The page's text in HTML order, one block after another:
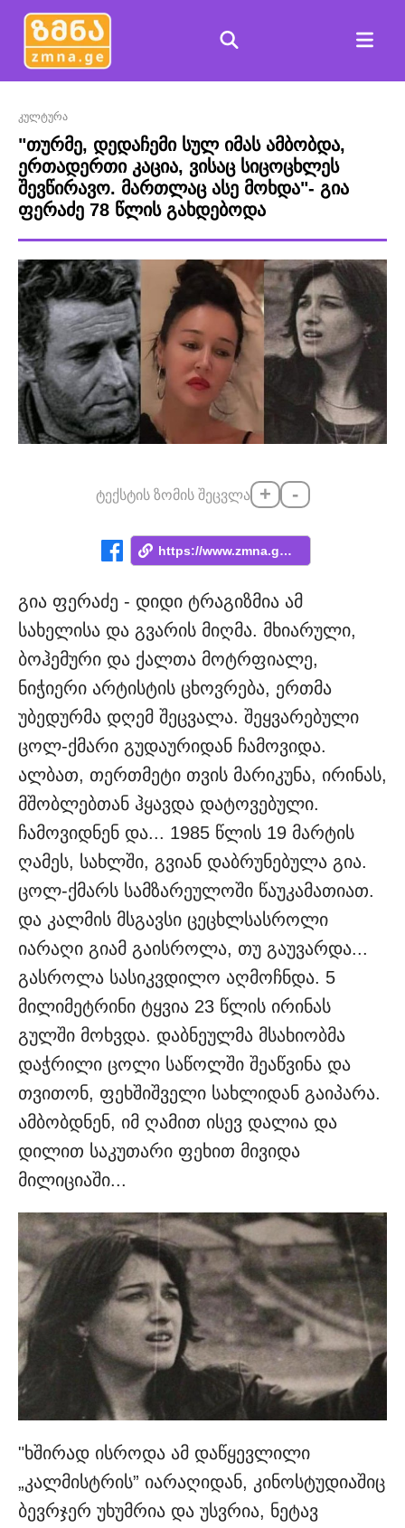
კულტურა
"თურმე, დედა­ჩემი სულ იმას ამბობდა,
ერთა­დერთი კაცია, ვისაც სიცოცხლეს
შევწირავო. მართლაც ასე მოხდა"- გია
ფერაძე 78 წლის გახდებოდა
ტექსტის ზომის შეცვლა + -
https://www.zmna.ge/news/turme-dedachemi...
გია ფერაძე - დიდი ტრაგიზმია ამ
სახელისა და გვარის მიღმა. მხიარული,
ბოჰემური და ქალთა მოტრფიალე,
ნიჭიერი არტისტის ცხოვრება, ერთმა
უბედურმა დღემ შეცვალა. შეყვარებული
ცოლ-ქმარი გუდაურიდან ჩამოვიდა.
ალბათ, თერთმეტი თვის მარიკუნა, ირინას,
მშობლებთან ჰყავდა დატოვებული.
ჩამოვიდნენ და... 1985 წლის 19 მარტის
ღამეს, სახლში, გვიან დაბრუნებულა გია.
ცოლ-ქმარს სამზარეულოში წაუკამათიათ.
და კალმის მსგავსი ცეცხლსასროლი
იარაღი გიამ გაისროლა, თუ გაუვარდა...
გასროლა სასიკვდილო აღმოჩნდა. 5
მილიმეტრინი ტყვია 23 წლის ირინას
გულში მოხვდა. დაბნეულმა მსახიობმა
დაჭრილი ცოლი საწოლში შეაწვინა და
თვითონ, ფეხშიშველი სახლიდან გაიპარა.
ამბობდნენ, იმ ღამით ისევ დალია და
დილით საკუთარი ფეხით მივიდა
მილიციაში...
"ხშირად ისროდა ამ დაწყევლილი
„კალმისტრის” იარაღიდან, კინოსტუდიაშიც
ბევრჯერ უხუმრია და უსვრია, ნეტავ